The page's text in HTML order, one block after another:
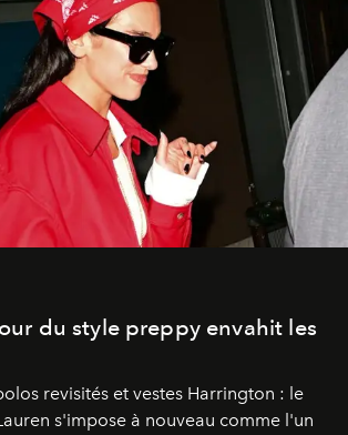
du style preppy envahit les
revisités et vestes Harrington : le
s'impose à nouveau comme l'un